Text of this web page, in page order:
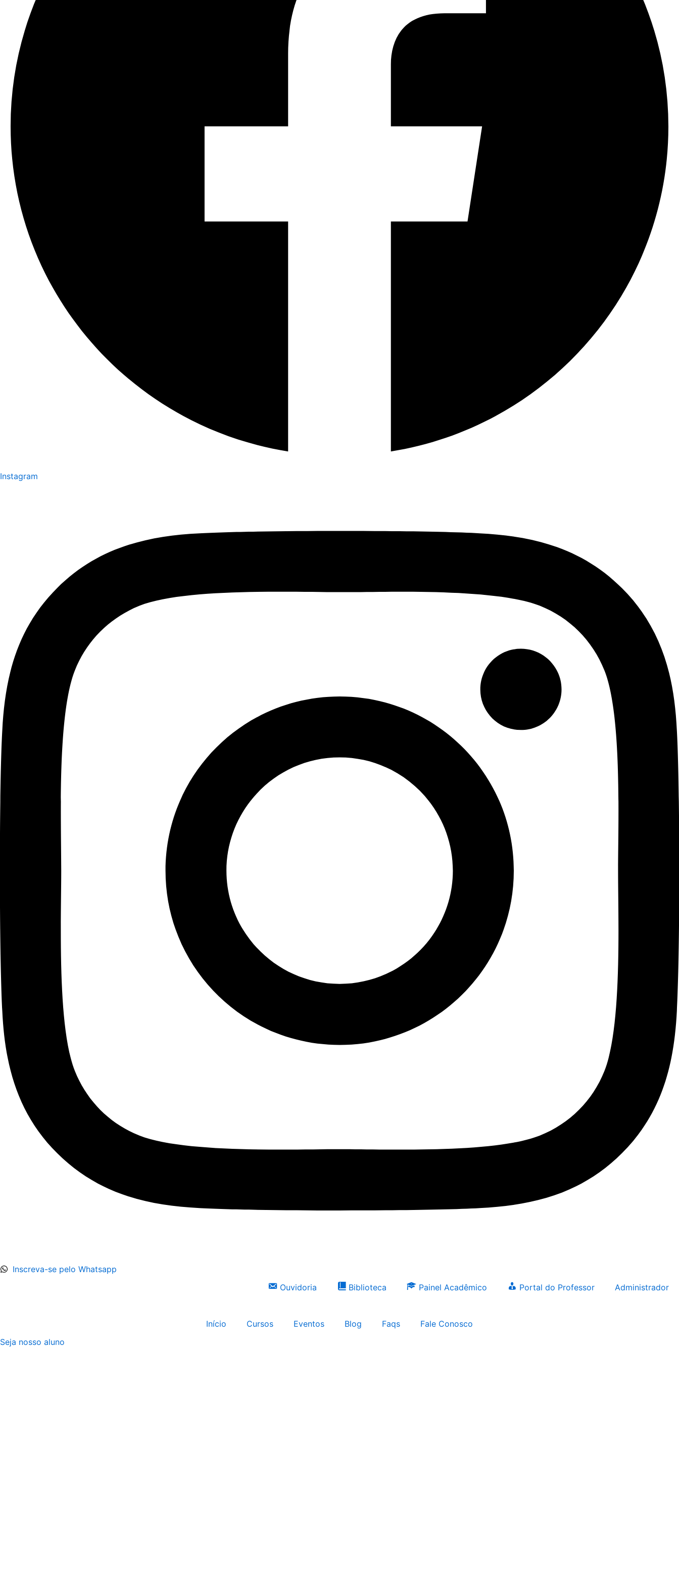
Instagram
Inscreva-se pelo Whatsapp
Ouvidoria
Biblioteca Painel Acadêmico Portal do Professor Administrador
Início Cursos Eventos Blog Faqs
Fale Conosco
Seja nosso aluno